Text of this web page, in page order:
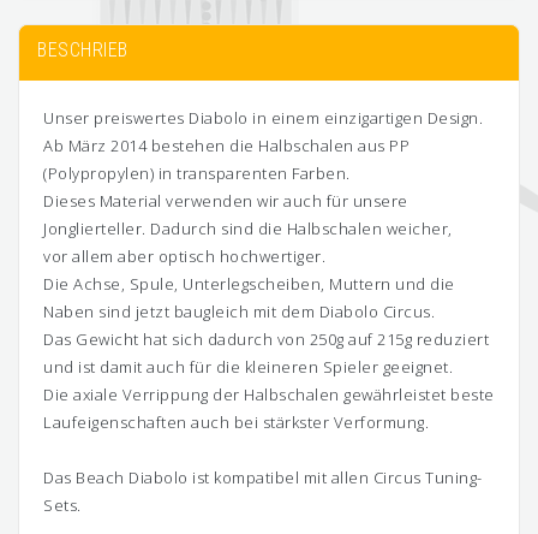
BESCHRIEB
Unser preiswertes Diabolo in einem einzigartigen Design.
Ab März 2014 bestehen die Halbschalen aus PP
(Polypropylen) in transparenten Farben.
Dieses Material verwenden wir auch für unsere
Jonglierteller. Dadurch sind die Halbschalen weicher,
vor allem aber optisch hochwertiger.
Die Achse, Spule, Unterlegscheiben, Muttern und die
Naben sind jetzt baugleich mit dem Diabolo Circus.
Das Gewicht hat sich dadurch von 250g auf 215g reduziert
und ist damit auch für die kleineren Spieler geeignet.
Die axiale Verrippung der Halbschalen gewährleistet beste
Laufeigenschaften auch bei stärkster Verformung.
Das Beach Diabolo ist kompatibel mit allen Circus Tuning-
Sets.